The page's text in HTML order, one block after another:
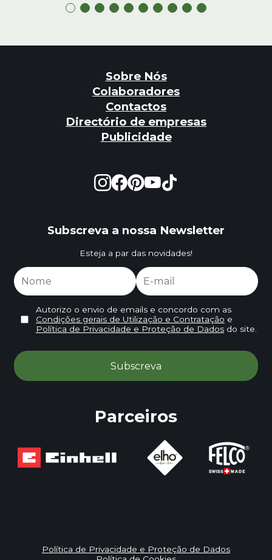
Sobre Nós
Colaboradores
Contactos
Directório de empresas
Publicidade
Subscreva a nossa Newsletter
Esteja a par das novidades!
Autorizo o envio de emails e concordo com as
Condições gerais de Utilização e Contratação e
Política de Privacidade e Proteção de Dadosdo site.
Parceiros
Política de Privacidade e Proteção de Dados